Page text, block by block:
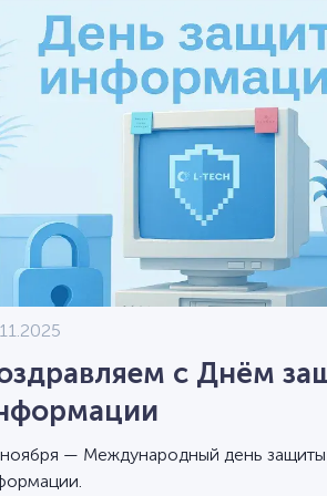
с Днём
— Международный день защиты